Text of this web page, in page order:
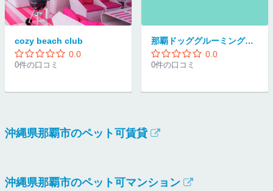
cozy beach club
0.0
0件の口コミ
那覇ドッググルーミングスクール
0.0
0件の口コミ
沖縄県那覇市のペット可賃貸
沖縄県那覇市のペット可マンション